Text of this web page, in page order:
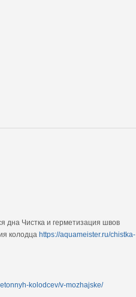
дна Чистка и герметизация швов
колодца https://aquameister.ru/chistka-
kolodcev/v-mozhajske/